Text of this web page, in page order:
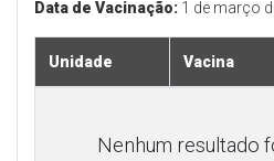
Data de Vacinação: 1 de março
Unidade Vacina
Nenhum resultado